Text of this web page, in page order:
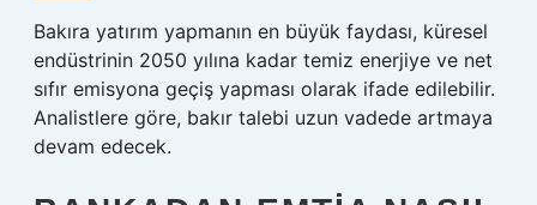
Bakıra yatırım yapmanın en büyük faydası, küresel
endüstrinin 2050 yılına kadar temiz enerjiye ve net
sıfır emisyona geçiş yapması olarak ifade edilebilir.
Analistlere göre, bakır talebi uzun vadede artmaya
devam edecek.